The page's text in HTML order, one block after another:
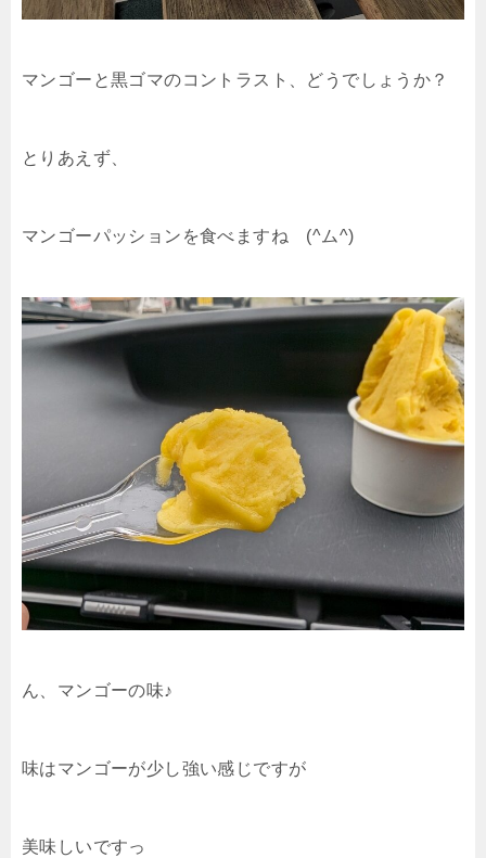
マンゴーと黒ゴマのコントラスト、どうでしょうか？
とりあえず、
マンゴーパッションを食べますね (^ム^)
ん、マンゴーの味♪
味はマンゴーが少し強い感じですが
美味しいですっ